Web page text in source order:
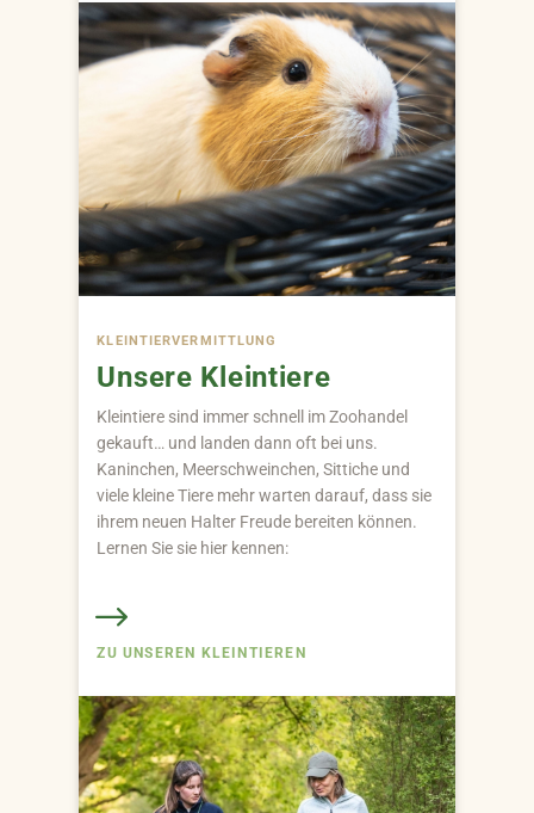
KLEINTIER­VERMITTLUNG
Unsere Kleintiere
Kleintiere sind immer schnell im Zoohandel
gekauft… und landen dann oft bei uns.
Kaninchen, Meerschweinchen, Sittiche und
viele kleine Tiere mehr warten darauf, dass sie
ihrem neuen Halter Freude bereiten können.
Lernen Sie sie hier kennen:
ZU UNSEREN KLEINTIEREN